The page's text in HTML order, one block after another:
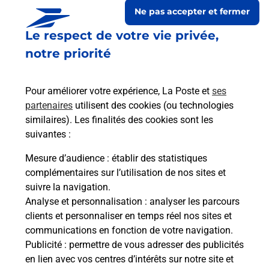
Le respect de votre vie privée,
notre priorité
Pour améliorer votre expérience, La Poste et ses
partenaires utilisent des cookies (ou technologies
similaires). Les finalités des cookies sont les
suivantes :
Mesure d’audience : établir des statistiques
complémentaires sur l’utilisation de nos sites et
suivre la navigation.
Analyse et personnalisation : analyser les parcours
clients et personnaliser en temps réel nos sites et
communications en fonction de votre navigation.
Publicité : permettre de vous adresser des publicités
en lien avec vos centres d’intérêts sur notre site et
Ne pas accepter et fermer
Prochaine collecte du courrierlundià 08h00
151 Rue Du Prieure
42110 Salt En Donzy
Itinéraire
Le lien s'ouvre dans un nouvel onglet